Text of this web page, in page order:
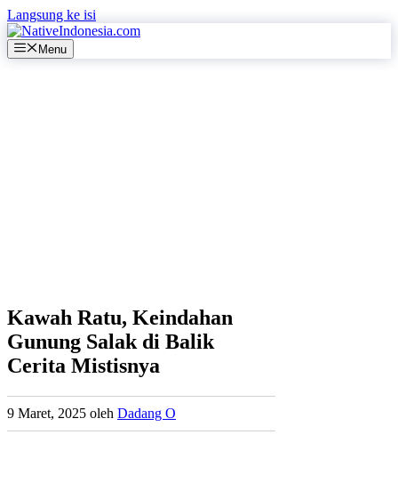
Langsung ke isi
Menu
Kawah Ratu, Keindahan
Gunung Salak di Balik
Cerita Mistisnya
9 Maret, 2025 oleh Dadang O